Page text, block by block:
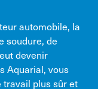
automobile, la
soudure, de
devenir
Aquarial, vous
travail plus sûr et